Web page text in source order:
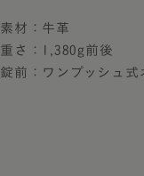
素材：牛革
重さ：1,380g前後
錠前：ワンプッシュ式